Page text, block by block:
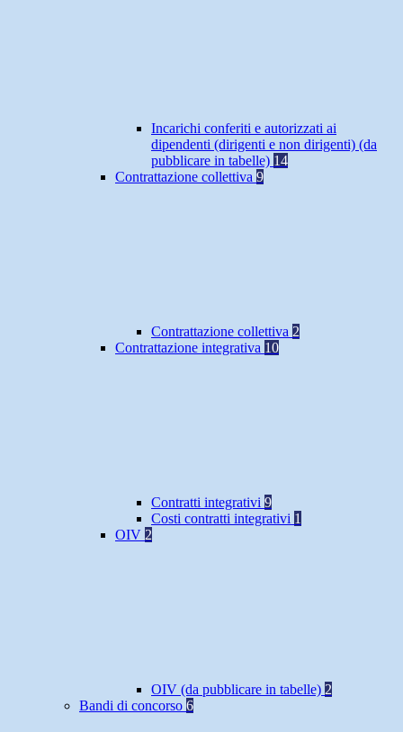
Incarichi conferiti e autorizzati ai
dipendenti (dirigenti e non dirigenti) (da
pubblicare in tabelle) 14
Contrattazione collettiva 9
Contrattazione collettiva 2
Contrattazione integrativa 10
Contratti integrativi 9
Costi contratti integrativi 1
OIV 2
OIV (da pubblicare in tabelle) 2
Bandi di concorso 6